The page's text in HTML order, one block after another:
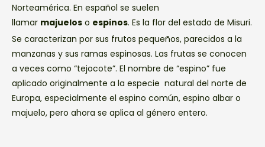
Norteamérica. En español se suelen
llamar majuelos o espinos. Es la flor del estado de Misuri.
Se caracterizan por sus frutos pequeños, parecidos a la
manzanas y sus ramas espinosas. Las frutas se conocen
a veces como “tejocote”. El nombre de “espino” fue
aplicado originalmente a la especie natural del norte de
Europa, especialmente el espino común, espino albar o
majuelo, pero ahora se aplica al género entero.